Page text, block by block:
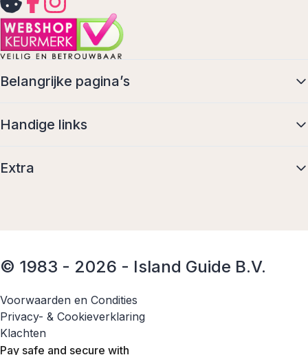
Belangrijke pagina’s
Handige links
Extra
© 1983 - 2026 - Island Guide B.V.
Voorwaarden en Condities
Privacy- & Cookieverklaring
Klachten
Pay safe and secure with